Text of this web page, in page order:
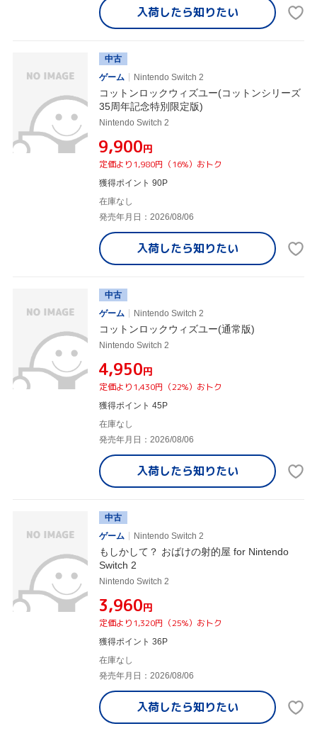
入荷したら知りたい
中古
ゲーム
Nintendo Switch 2
コットンロックウィズユー(コットンシリーズ
35周年記念特別限定版)
Nintendo Switch 2
¥9,900円
定価より1,980円（16%）おトク
獲得ポイント 90P
在庫なし
発売年月日：2026/08/06
入荷したら知りたい
中古
ゲーム
Nintendo Switch 2
コットンロックウィズユー(通常版)
Nintendo Switch 2
¥4,950円
定価より1,430円（22%）おトク
獲得ポイント 45P
在庫なし
発売年月日：2026/08/06
入荷したら知りたい
中古
ゲーム
Nintendo Switch 2
もしかして？ おばけの射的屋 for Nintendo
Switch 2
Nintendo Switch 2
¥3,960円
定価より1,320円（25%）おトク
獲得ポイント 36P
在庫なし
発売年月日：2026/08/06
入荷したら知りたい